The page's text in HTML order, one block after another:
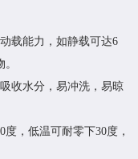
载能力，如静载可达6
收水分，易冲洗，易晾
，低温可耐零下30度，